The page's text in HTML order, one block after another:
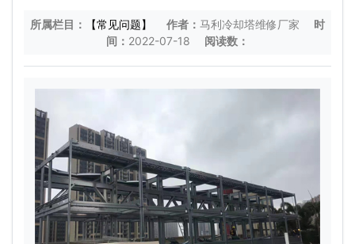
所属栏目： 【常见问题】 作者： 马利冷却塔维修厂家
时
间： 2022-07-18 阅读数：